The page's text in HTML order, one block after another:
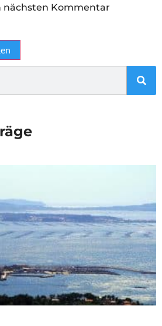
nächsten Kommentar